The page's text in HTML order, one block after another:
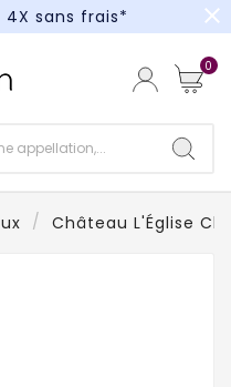
sans frais*
sans frais*
close
0
Château L'Église